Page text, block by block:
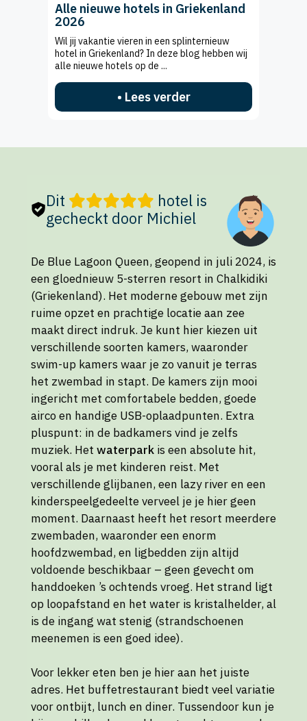
Alle nieuwe hotels in Griekenland
2026
Wil jij vakantie vieren in een splinternieuw
hotel in Griekenland? In deze blog hebben wij
alle nieuwe hotels op de ...
• Lees verder
Dit
hotel is
gecheckt door Michiel
De Blue Lagoon Queen, geopend in juli 2024, is
een gloednieuw 5-sterren resort in Chalkidiki
(Griekenland). Het moderne gebouw met zijn
ruime opzet en prachtige locatie aan zee
maakt direct indruk. Je kunt hier kiezen uit
verschillende soorten kamers, waaronder
swim-up kamers waar je zo vanuit je terras
het zwembad in stapt. De kamers zijn mooi
ingericht met comfortabele bedden, goede
airco en handige USB-oplaadpunten. Extra
pluspunt: in de badkamers vind je zelfs
muziek. Het waterpark is een absolute hit,
vooral als je met kinderen reist. Met
verschillende glijbanen, een lazy river en een
kinderspeelgedeelte verveel je je hier geen
moment. Daarnaast heeft het resort meerdere
zwembaden, waaronder een enorm
hoofdzwembad, en ligbedden zijn altijd
voldoende beschikbaar – geen gevecht om
handdoeken ’s ochtends vroeg. Het strand ligt
op loopafstand en het water is kristalhelder, al
is de ingang wat stenig (strandschoenen
meenemen is een goed idee).
Voor lekker eten ben je hier aan het juiste
adres. Het buffetrestaurant biedt veel variatie
voor ontbijt, lunch en diner. Tussendoor kun je